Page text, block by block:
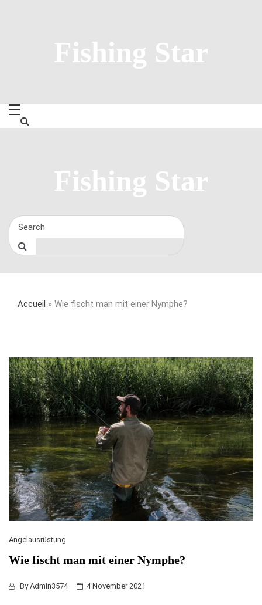
Fishing Star
Fishing Star
Accueil » Wie fischt man mit einer Nymphe?
Angelausrüstung
Wie fischt man mit einer Nymphe?
ByAdmin3574 4 November 2021